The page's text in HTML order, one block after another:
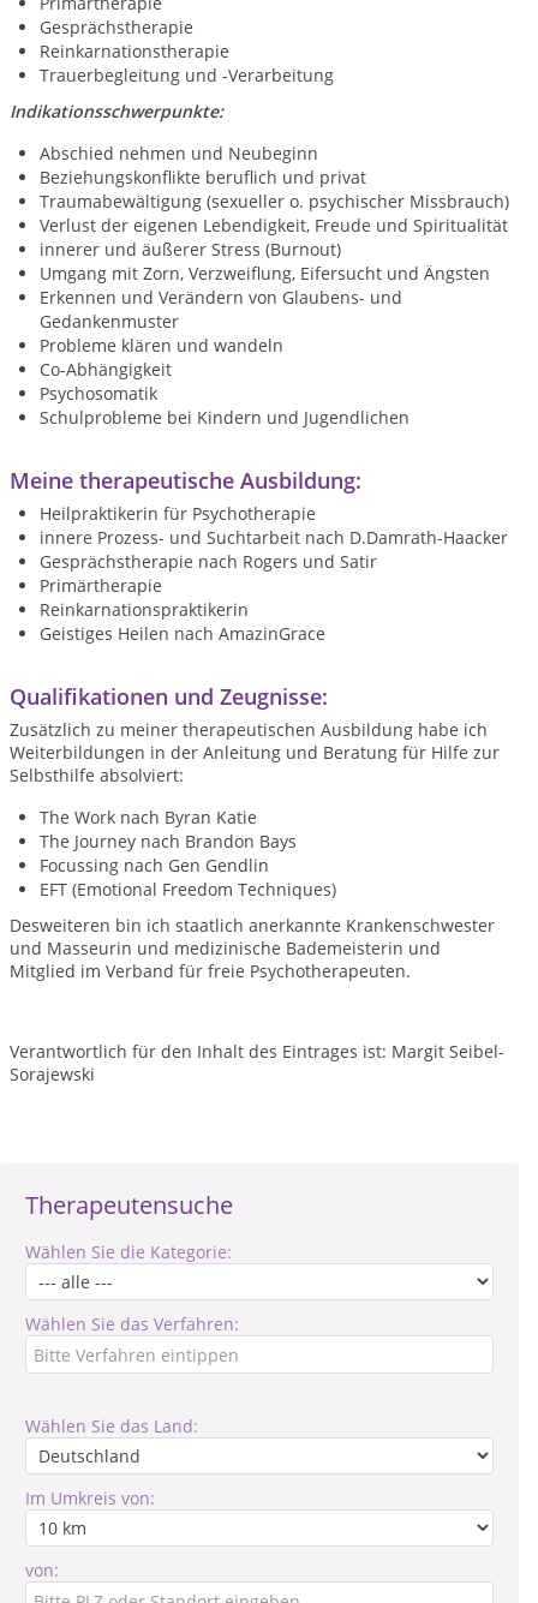
Therapeutensuche
Wählen Sie die Kategorie:
Wählen Sie das Verfahren:
Wählen Sie das Land:
Im Umkreis von:
von:
Gesprächstherapie
Reinkarnationstherapie
Trauerbegleitung und -Verarbeitung
Indikationsschwerpunkte:
Abschied nehmen und Neubeginn
Beziehungskonflikte beruflich und privat
Traumabewältigung (sexueller o. psychischer Missbrauch)
Verlust der eigenen Lebendigkeit, Freude und Spiritualität
innerer und äußerer Stress (Burnout)
Umgang mit Zorn, Verzweiflung, Eifersucht und Ängsten
Erkennen und Verändern von Glaubens- und
Gedankenmuster
Probleme klären und wandeln
Co-Abhängigkeit
Psychosomatik
Schulprobleme bei Kindern und Jugendlichen
Meine therapeutische Ausbildung:
Heilpraktikerin für Psychotherapie
innere Prozess- und Suchtarbeit nach D.Damrath-Haacker
Gesprächstherapie nach Rogers und Satir
Primärtherapie
Reinkarnationspraktikerin
Geistiges Heilen nach AmazinGrace
Qualifikationen und Zeugnisse:
Zusätzlich zu meiner therapeutischen Ausbildung habe ich
Weiterbildungen in der Anleitung und Beratung für Hilfe zur
Selbsthilfe absolviert:
The Work nach Byran Katie
The Journey nach Brandon Bays
Focussing nach Gen Gendlin
EFT (Emotional Freedom Techniques)
Desweiteren bin ich staatlich anerkannte Krankenschwester
und Masseurin und medizinische Bademeisterin und
Mitglied im Verband für freie Psychotherapeuten.
Verantwortlich für den Inhalt des Eintrages ist: Margit Seibel-
Sorajewski